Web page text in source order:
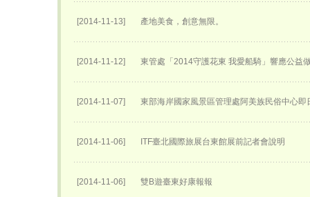
[2014-11-13] 產地美食，創意無限。
[2014-11-12] 東管處「2014守護花東 我愛船騎」響應公益
[2014-11-07] 東部海岸國家風景區管理處阿美族民俗中心
[2014-11-06] ITF臺北國際旅展台東館展前記者會說明
[2014-11-06] 雙B遊臺東好康報報